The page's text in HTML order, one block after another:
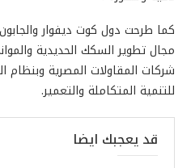
كما طرحت دول كوت ديفوار
مجال تطوير السكك الحديدية
شركات المقاولات المصرية
للتنمية المتكاملة والتعمير.
قد يعجبك ايضا